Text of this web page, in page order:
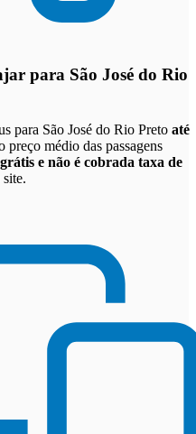
para São José do Rio
para São José do Rio Preto até
preço médio das passagens
e não é cobrada taxa de